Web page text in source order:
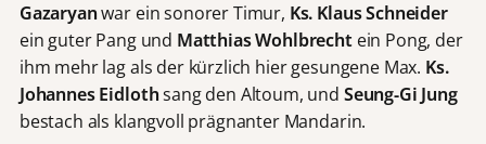
Gazaryanwar ein sonorer Timur, Ks. Klaus Schneider
ein guter Pang und Matthias Wohlbrechtein Pong, der
ihm mehr lag als der kürzlich hier gesungene Max. Ks.
Johannes Eidlothsang den Altoum, und Seung-Gi Jung
bestach als klangvoll prägnanter Mandarin.